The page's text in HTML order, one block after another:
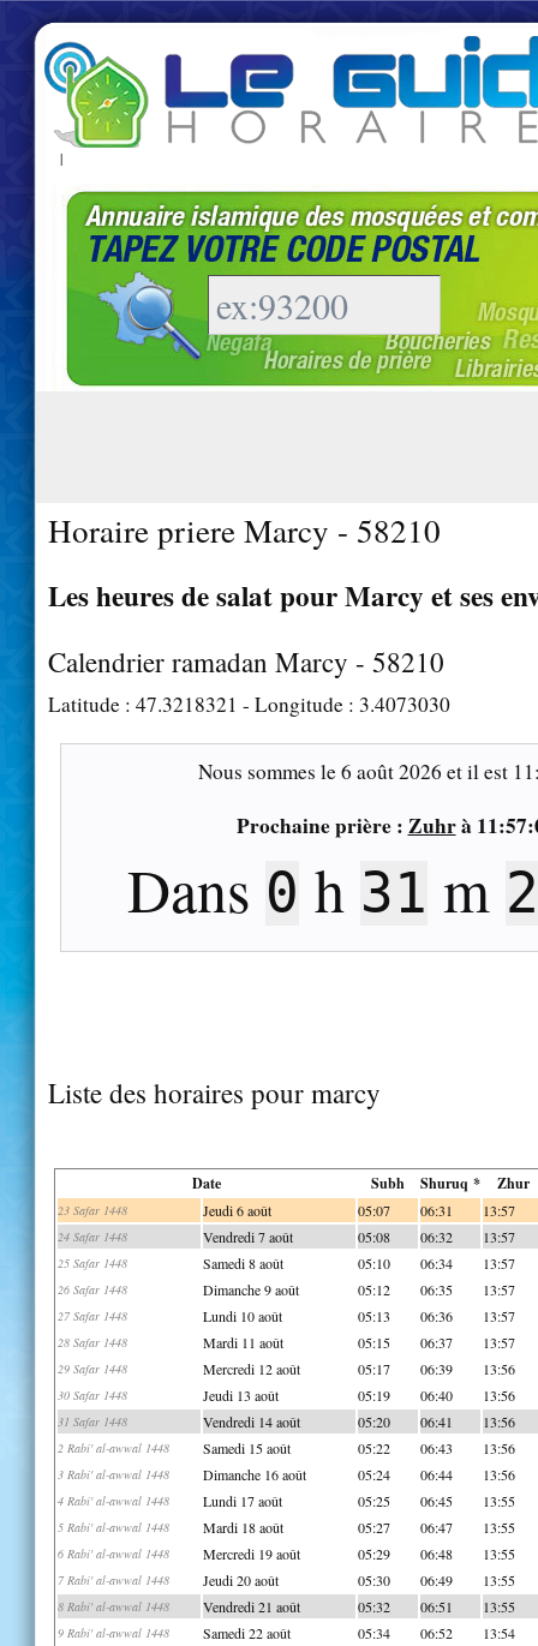
|
Horaire priere Marcy - 58210
Les heures de salat pour Marcy et ses
Calendrier ramadan Marcy - 58210
Latitude : 47.3218321 - Longitude : 3.4073030
Nous sommes le6 août 2026 et il est
Prochaine prière : Zuhrà
Dans 0 h 31 m
Liste des horaires pour marcy
Date Subh Shuruq * Zhur
23 Safar 1448 Jeudi 6 août 05:07 06:31 13:57
24 Safar 1448 Vendredi 7 août 05:08 06:32 13:57
25 Safar 1448 Samedi 8 août 05:10 06:34 13:57
26 Safar 1448 Dimanche 9 août 05:12 06:35 13:57
27 Safar 1448 Lundi 10 août 05:13 06:36 13:57
28 Safar 1448 Mardi 11 août 05:15 06:37 13:57
29 Safar 1448 Mercredi 12 août 05:17 06:39 13:56
30 Safar 1448 Jeudi 13 août 05:19 06:40 13:56
31 Safar 1448 Vendredi 14 août 05:20 06:41 13:56
2 Rabi' al-awwal 1448 Samedi 15 août 05:22 06:43 13:56
3 Rabi' al-awwal 1448 Dimanche 16 août 05:24 06:44 13:56
4 Rabi' al-awwal 1448 Lundi 17 août 05:25 06:45 13:55
5 Rabi' al-awwal 1448 Mardi 18 août 05:27 06:47 13:55
6 Rabi' al-awwal 1448 Mercredi 19 août 05:29 06:48 13:55
7 Rabi' al-awwal 1448 Jeudi 20 août 05:30 06:49 13:55
8 Rabi' al-awwal 1448 Vendredi 21 août 05:32 06:51 13:55
9 Rabi' al-awwal 1448 Samedi 22 août 05:34 06:52 13:54